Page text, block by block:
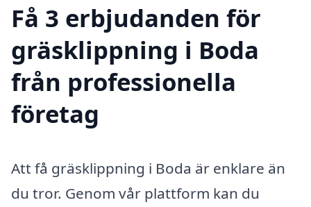
Få 3 erbjudanden för
gräsklippning i Boda
från professionella
företag
Att få gräsklippning i Boda är enklare än
du tror. Genom vår plattform kan du